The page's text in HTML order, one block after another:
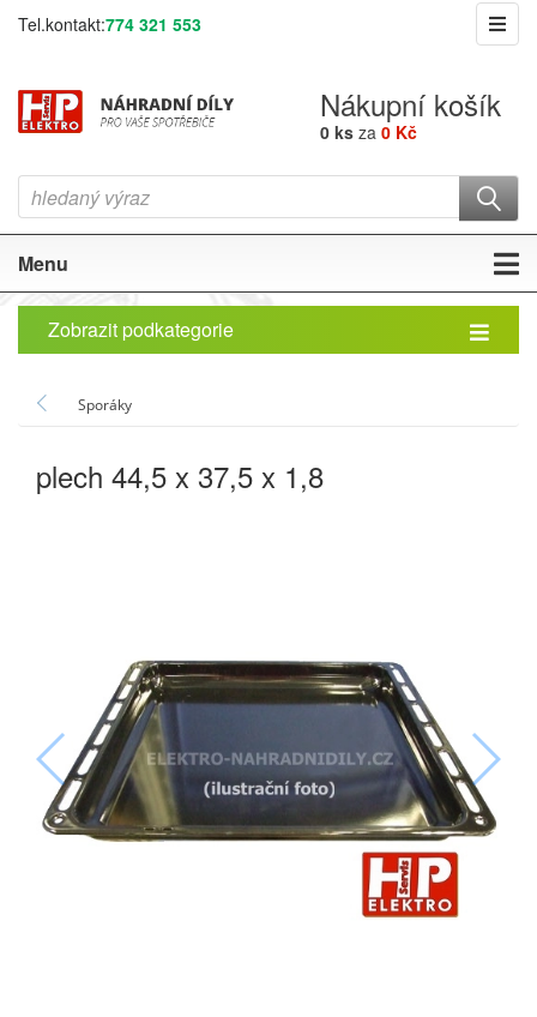
Tel.kontakt:774 321 553
Nákupní košík
0 ks za 0 Kč
Menu
Zobrazit podkategorie
Sporáky
plech 44,5 x 37,5 x 1,8